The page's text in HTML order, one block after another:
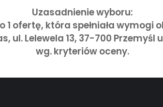
Uzasadnienie wyboru:
1 ofertę, która spełniała
ul. Lelewela 13, 37-700
wg. kryteriów oceny.